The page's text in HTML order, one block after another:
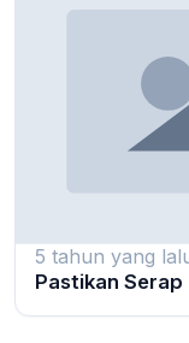
5 tahun yang
Pastikan Serap